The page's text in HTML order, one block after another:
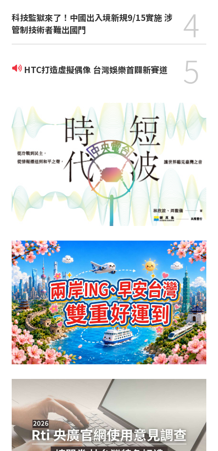
科技監獄來了！中國出入境新規9/15實施 涉
管制技術者難出國門
4
HTC打造虛擬偶像 台灣娛樂首闢新賽道 5